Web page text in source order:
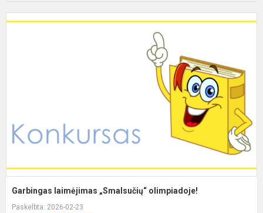
Garbingas laimėjimas „Smalsučių“ olimpiadoje!
Paskelbta: 2026-02-23